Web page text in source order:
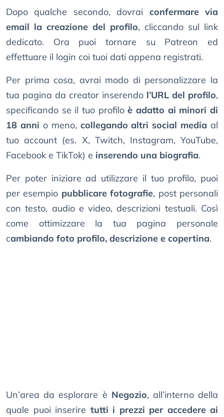
Dopo qualche secondo, dovrai confermare via
email la creazione del profilo, cliccando sul link
dedicato. Ora puoi tornare su Patreon ed
effettuare il login coi tuoi dati appena registrati.
Per prima cosa, avrai modo di personalizzare la
tua pagina da creator inserendo l’URL del profilo,
specificando se il tuo profiloè adatto ai minori di
18 anni o meno, collegando altri social media al
tuo account (es. X, Twitch, Instagram, YouTube,
Facebook e TikTok) e inserendo una biografia.
Per poter iniziare ad utilizzare il tuo profilo, puoi
per esempio pubblicare fotografie, post personali
con testo, audio e video, descrizioni testuali. Così
come ottimizzare la tua pagina personale
cambiando foto profilo, descrizione e copertina.
Un’area da esplorare è Negozio, all’interno della
quale puoi inserire tutti i prezzi per accedere ai